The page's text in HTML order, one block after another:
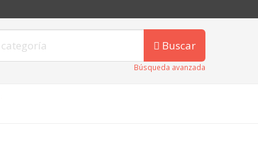
Buscar
Búsqueda avanzada